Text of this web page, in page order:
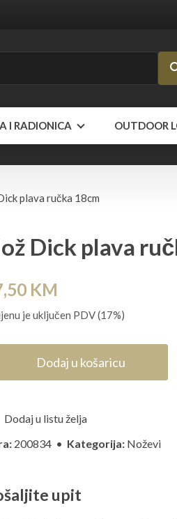
I RADIONICA OUTDOOR
plava ručka 18cm
Dick plava
KM
je uključen PDV (17%)
Dodaj u košaricu
Dodaj u listu želja
200834 • Kategorija: Noževi
upit